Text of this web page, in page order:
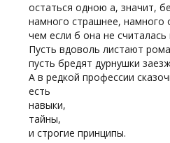
остаться одною а, значит,
намного страшнее, намного
чем если б она не считалась
Пусть вдоволь листают
пусть бредят дурнушки
А в редкой профессии
есть
навыки,
тайны,
и строгие принципы.